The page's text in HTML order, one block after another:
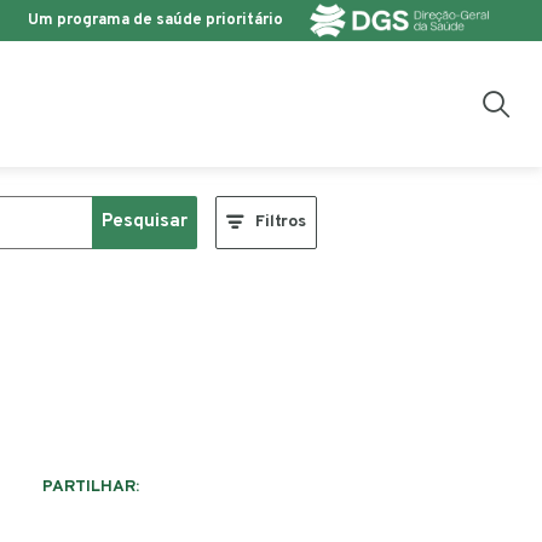
Um programa de saúde prioritário
Pesquisar Filtros
PARTILHAR: